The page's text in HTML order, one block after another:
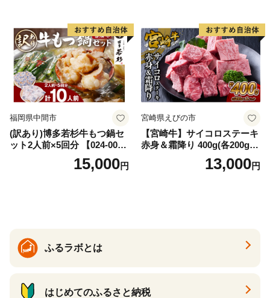
福岡県中間市
(訳あり)博多若杉牛もつ鍋セ
ット2人前×5回分 【024-002
15,000円
宮崎県えびの市
【宮崎牛】サイコロステーキ
赤身＆霜降り 400g(各200g×
１P 計2P) 真空パック 冷凍
13,000円
ふるラボとは
はじめてのふるさと納税